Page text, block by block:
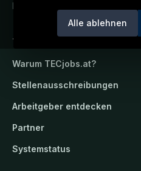
Alle ablehnen
Ein Service der candidatis GmbH.
TECjobs.at
Warum TECjobs.at?
Stellenausschreibungen
Arbeitgeber entdecken
Partner
Systemstatus